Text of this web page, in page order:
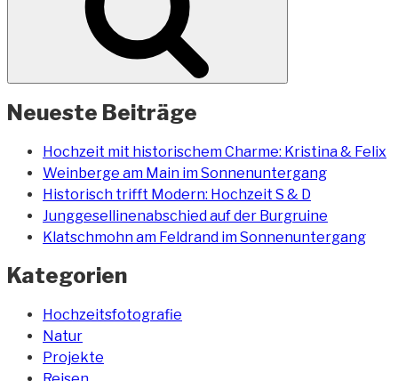
Neueste Beiträge
Hochzeit mit historischem Charme: Kristina & Felix
Weinberge am Main im Sonnenuntergang
Historisch trifft Modern: Hochzeit S & D
Junggesellinenabschied auf der Burgruine
Klatschmohn am Feldrand im Sonnenuntergang
Kategorien
Hochzeitsfotografie
Natur
Projekte